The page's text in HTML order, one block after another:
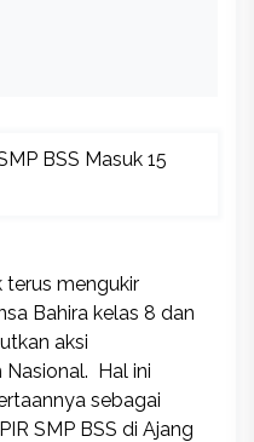
terus mengukir
Bahira kelas 8 dan
aksi
Hal ini
sebagai
SMP BSS di Ajang